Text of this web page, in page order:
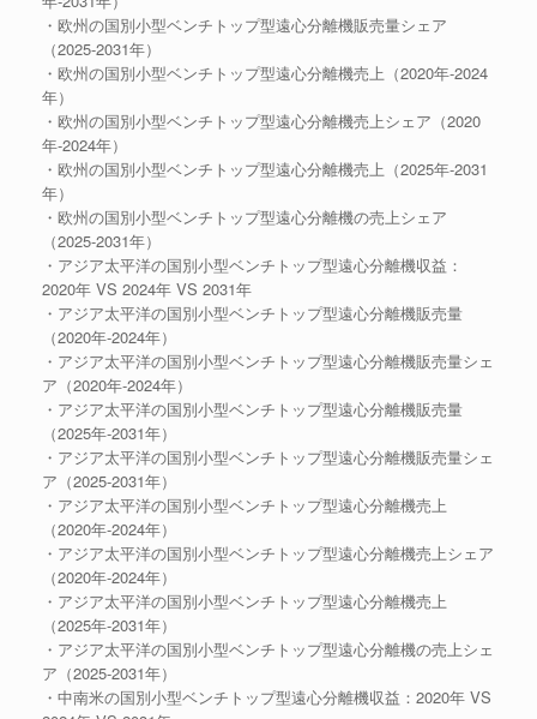
・欧州の国別小型ベンチトップ型遠心分離機販売量シェア
（2025-2031年）
・欧州の国別小型ベンチトップ型遠心分離機売上（2020年-2024
年）
・欧州の国別小型ベンチトップ型遠心分離機売上シェア（2020
年-2024年）
・欧州の国別小型ベンチトップ型遠心分離機売上（2025年-2031
年）
・欧州の国別小型ベンチトップ型遠心分離機の売上シェア
（2025-2031年）
・アジア太平洋の国別小型ベンチトップ型遠心分離機収益：
2020年 VS 2024年 VS 2031年
・アジア太平洋の国別小型ベンチトップ型遠心分離機販売量
（2020年-2024年）
・アジア太平洋の国別小型ベンチトップ型遠心分離機販売量シェ
ア（2020年-2024年）
・アジア太平洋の国別小型ベンチトップ型遠心分離機販売量
（2025年-2031年）
・アジア太平洋の国別小型ベンチトップ型遠心分離機販売量シェ
ア（2025-2031年）
・アジア太平洋の国別小型ベンチトップ型遠心分離機売上
（2020年-2024年）
・アジア太平洋の国別小型ベンチトップ型遠心分離機売上シェア
（2020年-2024年）
・アジア太平洋の国別小型ベンチトップ型遠心分離機売上
（2025年-2031年）
・アジア太平洋の国別小型ベンチトップ型遠心分離機の売上シェ
ア（2025-2031年）
・中南米の国別小型ベンチトップ型遠心分離機収益：2020年 VS